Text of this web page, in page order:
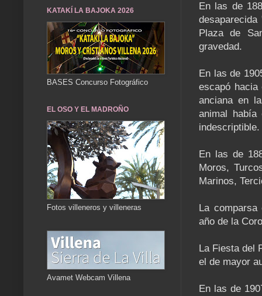
En las de
Plaza de
gravedad.
En las de
escapó hacia
anciana en
animal había
indescriptible.
En las de
Moros,
Marinos,
La
año de la
La Fiesta del
el de mayor
En las de
KATAKÍ LA BAJOKA 2026
BASES Concurso Fotográfico
EL OSO Y EL MADROÑO
Fotos villeneros y villeneras
Avamet Webcam Villena